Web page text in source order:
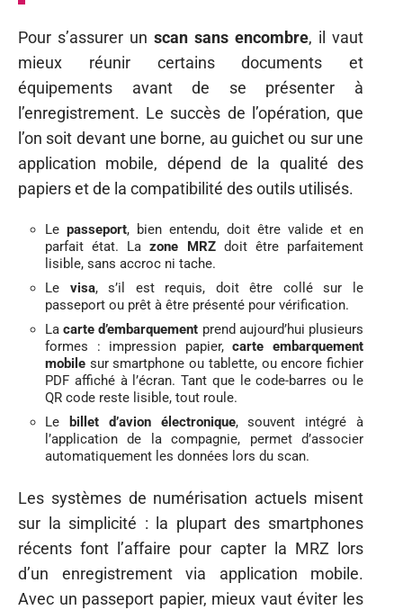
Pour s’assurer un scan sans encombre, il vaut
mieux réunir certains documents et
équipements avant de se présenter à
l’enregistrement. Le succès de l’opération, que
l’on soit devant une borne, au guichet ou sur une
application mobile, dépend de la qualité des
papiers et de la compatibilité des outils utilisés.
Le passeport, bien entendu, doit être valide et en
parfait état. Lazone MRZdoit être parfaitement
lisible, sans accroc ni tache.
Le visa, s’il est requis, doit être collé sur le
passeport ou prêt à être présenté pour vérification.
Lacarte d’embarquement prend aujourd’hui plusieurs
formes : impression papier,carte embarquement
mobile sur smartphone ou tablette, ou encore fichier
PDF affiché à l’écran. Tant que le code-barres ou le
QR code reste lisible, tout roule.
Le
billet d’avion électronique, souvent intégré à
l’application de la compagnie, permet d’associer
automatiquement les données lors du scan.
Les systèmes de numérisation actuels misent
sur la simplicité : la plupart des smartphones
récents font l’affaire pour capter la MRZ lors
d’un enregistrement via application mobile.
Avec un passeport papier, mieux vaut éviter les